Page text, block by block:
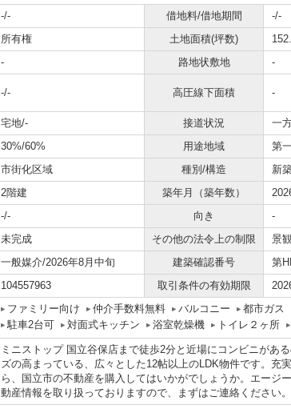
-/- 借地料/借地期間
-/-
所有権 土地面積(坪数)
- 路地状敷地
-
-/- 高圧線下面積 -
宅地/- 接道状況
一
30%/60% 用途地域
第
市街化区域 種別/構造
新
2階建 築年月（築年数）
-/- 向き
-
未完成 その他の法令上の制限
景
一般媒介/2026年8月中旬 建築確認番号
第
104557963 取引条件の有効期限
ファミリー向け 仲介手数料無料 バルコニー 都市ガス
駐車2台可
対面式キッチン 浴室乾燥機 トイレ２ヶ所
ミニストップ 国立谷保店まで徒歩2分と近場にコンビニがあ
ズの高まっている、広々とした12帖以上のLDK物件です。充
ら、国立市の不動産を購入してはいかがでしょうか。エージ
動産情報を取り扱っておりますので、まずはご連絡ください。